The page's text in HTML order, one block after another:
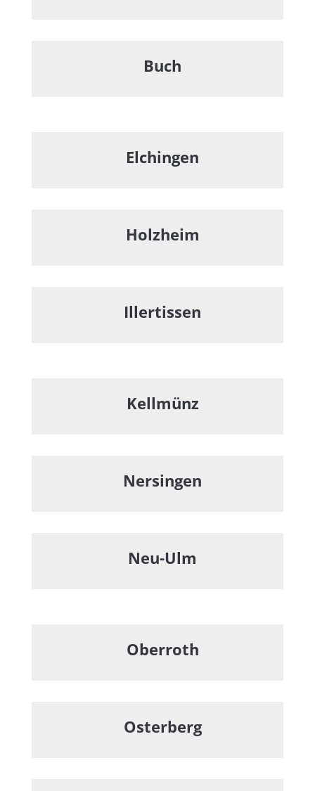
Buch
Elchingen
Holzheim
Illertissen
Kellmünz
Nersingen
Neu-Ulm
Oberroth
Osterberg